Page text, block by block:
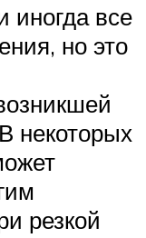
иногда все
но это
некоторых
резкой